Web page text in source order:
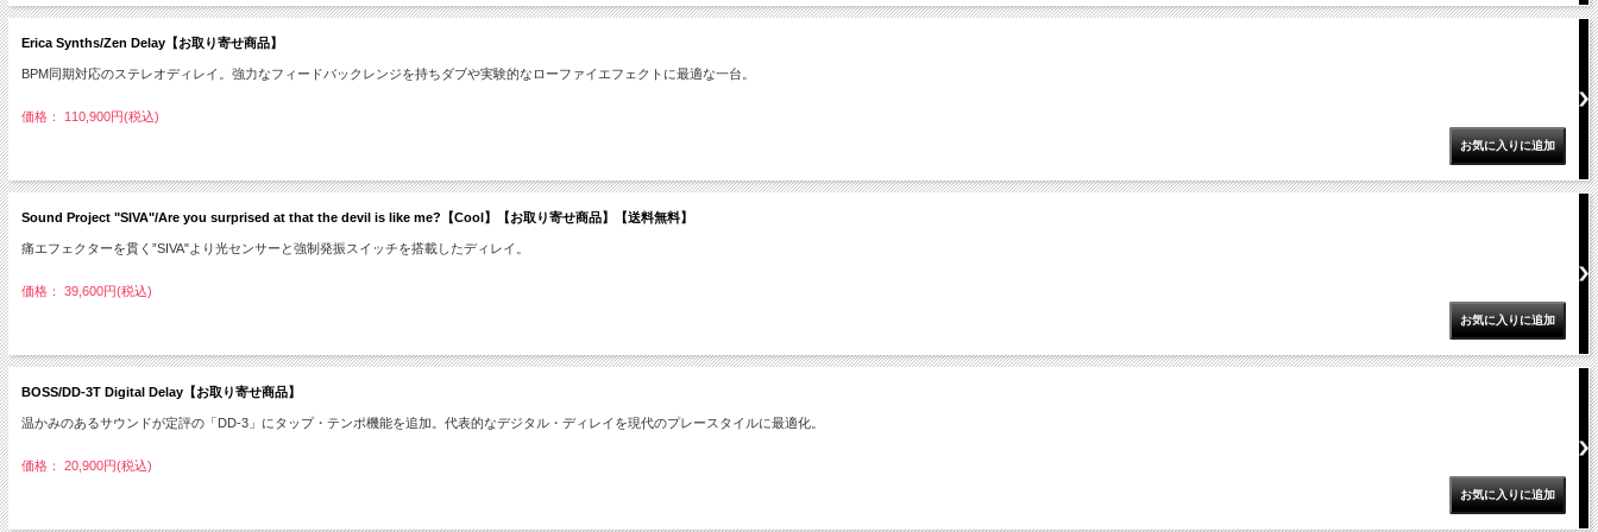
Erica Synths/Zen Delay【お取り寄せ商品】
BPM同期対応のステレオディレイ。強力なフィードバックレンジを持ちダブや実験的なローファイエフェクトに最適な一台。
価格： 110,900円(税込)
Sound Project "SIVA"/Are you surprised at that the devil is like me?【Cool】【お取り寄せ商品】【送料無料】
痛エフェクターを貫く”SIVA"より光センサーと強制発振スイッチを搭載したディレイ。
価格： 39,600円(税込)
BOSS/DD-3T Digital Delay【お取り寄せ商品】
温かみのあるサウンドが定評の「DD-3」にタップ・テンポ機能を追加。代表的なデジタル・ディレイを現代のプレースタイルに最適化。
価格： 20,900円(税込)